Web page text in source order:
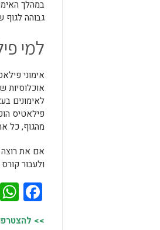
במהלך
גבוהה לגוף
למי
אימוני
אוכלוסיות
לאימונים
פילאטיס
מהגוף, כל
אם את רוצה
ולעבור
>>